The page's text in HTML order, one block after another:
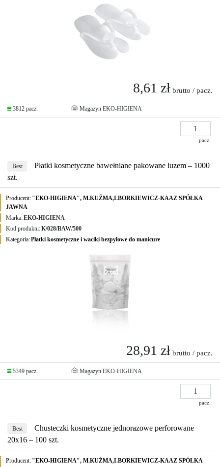
8,61 zł brutto / pacz.
3812 pacz. Magazyn EKO-HIGIENA
pacz.
Best
Płatki kosmetyczne bawełniane pakowane luzem – 1000
szt.
Producent: "EKO-HIGIENA", M.KUŹMA,I.BORKIEWICZ-KAAZ SPÓŁKA
JAWNA
Marka:EKO-HIGIENA
Kod produktu:K/028/BAW/500
Kategoria:Płatki kosmetyczne i waciki bezpyłowe do manicure
28,91 zł brutto / pacz.
5349 pacz. Magazyn EKO-HIGIENA
pacz.
Best
Chusteczki kosmetyczne jednorazowe perforowane
20x16 – 100 szt.
Producent: "EKO-HIGIENA", M.KUŹMA,I.BORKIEWICZ-KAAZ SPÓŁKA